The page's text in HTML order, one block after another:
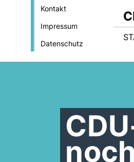
Kontakt
Impressum
Datenschutz